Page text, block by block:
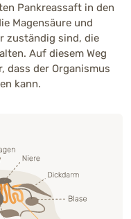
Pankreassaft in den
Magensäure und
zuständig sind, die
Auf diesem Weg
dass der Organismus
kann.